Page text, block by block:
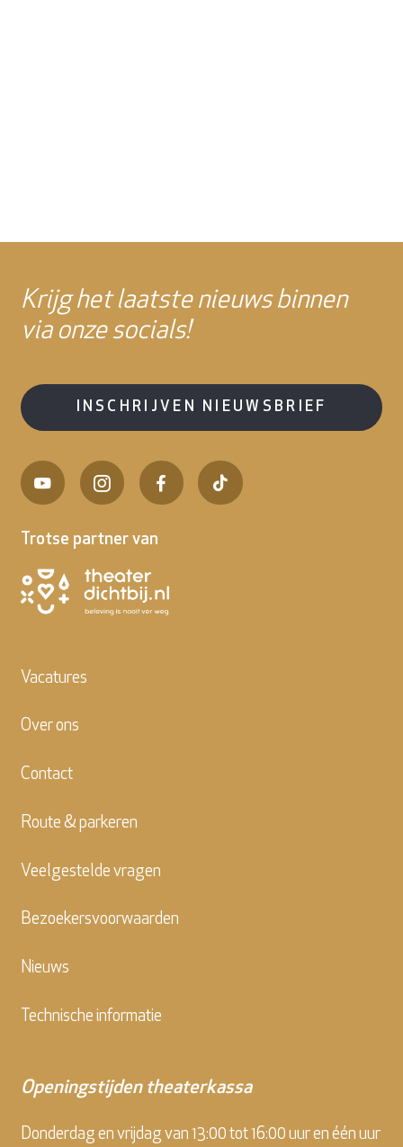
Krijg het laatste nieuws binnen
via onze socials!
INSCHRIJVEN NIEUWSBRIEF
Trotse partner van
Vacatures
Over ons
Contact
Route & parkeren
Veelgestelde vragen
Bezoekersvoorwaarden
Nieuws
Technische informatie
Openingstijden theaterkassa
Donderdag en vrijdag van 13:00 tot 16:00 uur en één uur